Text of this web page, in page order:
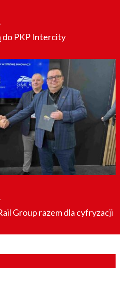
do PKP Intercity
Group razem dla cyfryzacji